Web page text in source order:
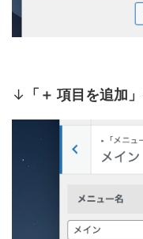
↓ 「＋ 項目を追加」